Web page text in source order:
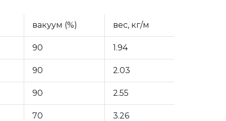
вакуум (%) вес, кг/м
90 1.94
90 2.03
90 2.55
70 3.26